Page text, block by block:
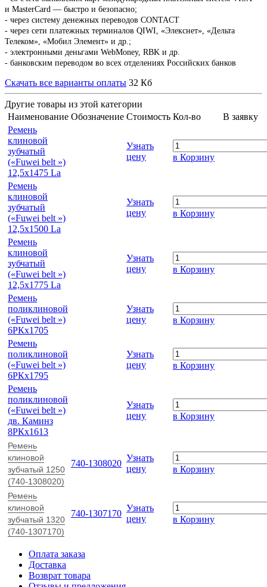
и MasterCard — быстро и безопасно;
- через систему денежных переводов CONTACT
- через сети платежных терминалов QIWI, «Элекснет», «Дельта
Телеком», «Мобил Элемент» и др.;
- электронными деньгами WebMoney, RBK и др.
- банковским переводом во всех отделениях Российских банков
Скачать все варианты оплаты 32 Кб
Другие товары из этой категории
Наименование Обозначение Стоимость Кол-во
В заявку
Ремень
клиновой
зубчатый
(«Fuwei belt »)
12,5х1475 La
Узнать
цену
в Корзину
Ремень
клиновой
зубчатый
(«Fuwei belt »)
12,5х1500 La
Узнать
цену
в Корзину
Ремень
клиновой
зубчатый
(«Fuwei belt »)
12,5х1775 La
Узнать
цену
в Корзину
Ремень
поликлиновой
(«Fuwei belt »)
6РКх1705
Узнать
цену
в Корзину
Ремень
поликлиновой
(«Fuwei belt »)
6РКх1795
Узнать
цену
в Корзину
Ремень
поликлиновой
(«Fuwei belt »)
дв. Каминз
8РКх1613
Узнать
цену
в Корзину
Ремень
клиновой
зубчатый 1250
(740-1308020)
740-1308020
Узнать
цену
в Корзину
Ремень
клиновой
зубчатый 1320
(740-1307170)
740-1307170
Узнать
цену
в Корзину
Оплата заказа
Доставка
Возврат товара